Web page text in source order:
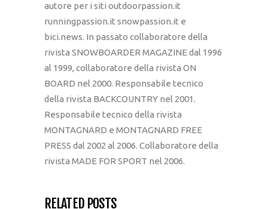
autore per i siti outdoorpassion.it
runningpassion.it snowpassion.it e
bici.news. In passato collaboratore della
rivista SNOWBOARDER MAGAZINE dal 1996
al 1999, collaboratore della rivista ON
BOARD nel 2000. Responsabile tecnico
della rivista BACKCOUNTRY nel 2001.
Responsabile tecnico della rivista
MONTAGNARD e MONTAGNARD FREE
PRESS dal 2002 al 2006. Collaboratore della
rivista MADE FOR SPORT nel 2006.
RELATED POSTS